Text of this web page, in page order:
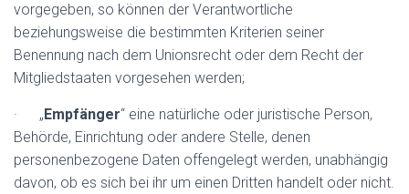
vorgegeben, so können der Verantwortliche
beziehungsweise die bestimmten Kriterien seiner
Benennung nach dem Unionsrecht oder dem Recht der
Mitgliedstaaten vorgesehen werden;
· „Empfänger“ eine natürliche oder juristische Person,
Behörde, Einrichtung oder andere Stelle, denen
personenbezogene Daten offengelegt werden, unabhängig
davon, ob es sich bei ihr um einen Dritten handelt oder nicht.